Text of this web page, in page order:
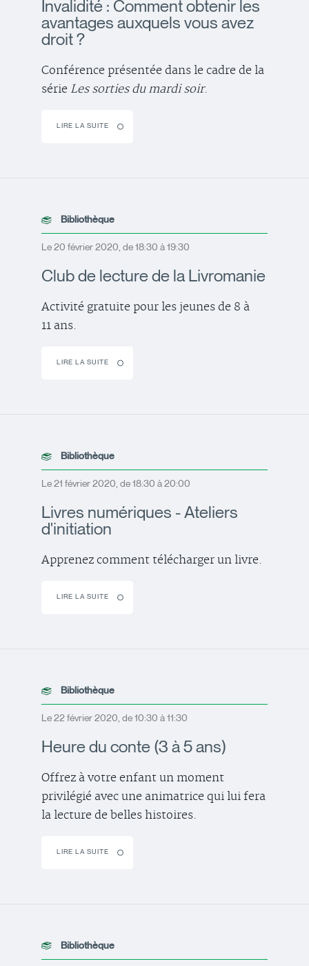
Invalidité : Comment obtenir les
avantages auxquels vous avez
droit ?
Conférence présentée dans le cadre de la
série Les sorties du mardi soir.
LIRE LA SUITE
Bibliothèque
Le 20 février 2020, de 18:30 à 19:30
Club de lecture de la Livromanie
Activité gratuite pour les jeunes de 8 à
11 ans.
LIRE LA SUITE
Bibliothèque
Le 21 février 2020, de 18:30 à 20:00
Livres numériques - Ateliers
d'initiation
Apprenez comment télécharger un livre.
LIRE LA SUITE
Bibliothèque
Le 22 février 2020, de 10:30 à 11:30
Heure du conte (3 à 5 ans)
Offrez à votre enfant un moment
privilégié avec une animatrice qui lui fera
la lecture de belles histoires.
LIRE LA SUITE
Bibliothèque